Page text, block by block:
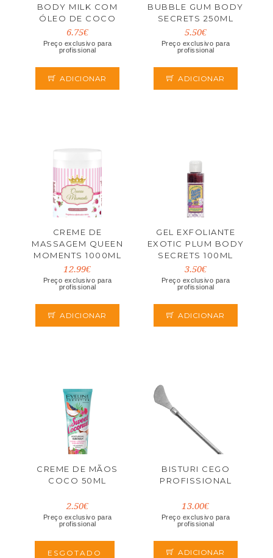
BODY MILK COM
ÓLEO DE COCO
KEFUS 500ML
6.75€
Preço exclusivo para
profissional
ADICIONAR
BUBBLE GUM BODY
SECRETS 250ML
5.50€
Preço exclusivo para
profissional
ADICIONAR
CREME DE
MASSAGEM QUEEN
MOMENTS 1000ML
12.99€
Preço exclusivo para
profissional
ADICIONAR
GEL EXFOLIANTE
EXOTIC PLUM BODY
SECRETS 100ML
3.50€
Preço exclusivo para
profissional
ADICIONAR
CREME DE MÃOS
COCO 50ML
2.50€
Preço exclusivo para
profissional
ESGOTADO
BISTURI CEGO
PROFISSIONAL
13.00€
Preço exclusivo para
profissional
ADICIONAR